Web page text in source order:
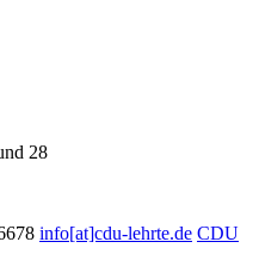
28
info[at]cdu-lehrte.de CDU